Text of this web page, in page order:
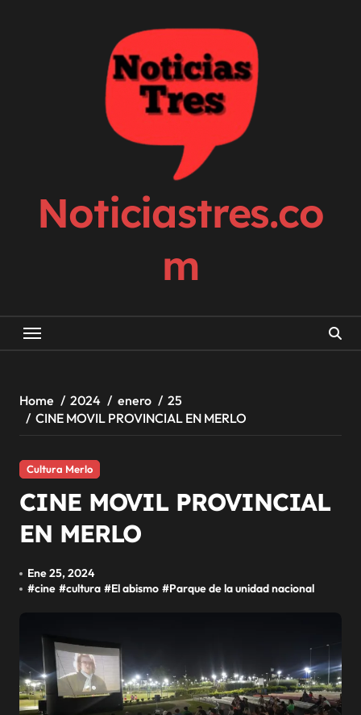
Noticiastres.co
m
Home 2024 enero
25
CINE MOVIL PROVINCIAL EN MERLO
Cultura Merlo
CINE MOVIL PROVINCIAL
EN MERLO
Ene 25, 2024
#cine #cultura #El abismo #Parque de la unidad nacional